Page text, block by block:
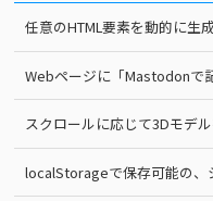
任意のHTML要素を動的に生
Webページに「Mastodonで
スクロールに応じて3Dモデ
localStorageで保存可能の、